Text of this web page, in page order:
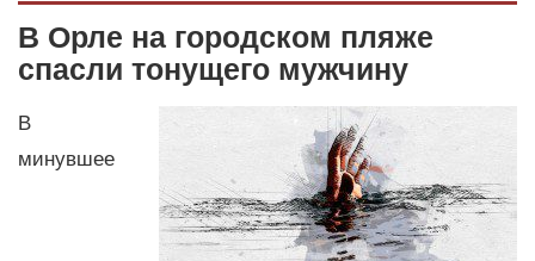
В Орле на городском пляже
спасли тонущего мужчину
В
минувшее